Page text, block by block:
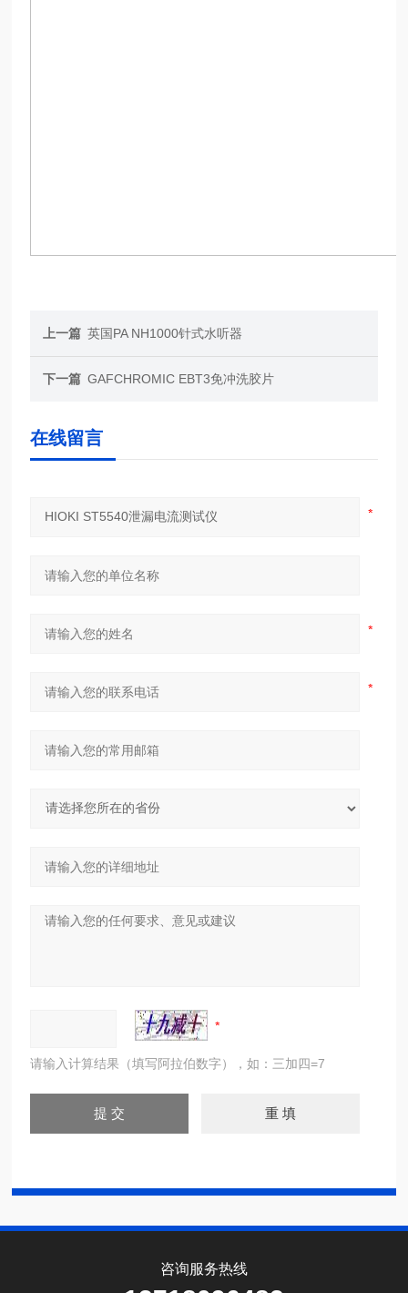
上一篇 英国PA NH1000针式水听器
下一篇 GAFCHROMIC EBT3免冲洗胶片
在线留言
请输入计算结果（填写阿拉伯数字），如：三加四=7
咨询服务热线